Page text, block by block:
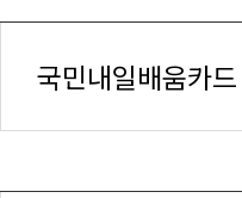
국민내일배움카드